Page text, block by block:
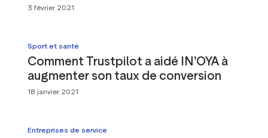
3 février 2021
Sport et santé
Comment Trustpilot a aidé IN’OYA à
augmenter son taux de conversion
18 janvier 2021
Entreprises de service